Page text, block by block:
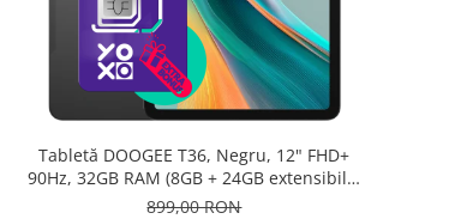
Tabletă DOOGEE T36, Negru, 12" FHD+
90Hz, 32GB RAM (8GB + 24GB extensibili),
256GB, Android 15, 8800mAh, Dual SIM
899,00 RON